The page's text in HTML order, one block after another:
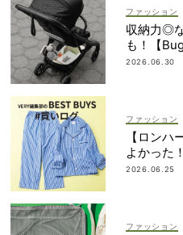
ファッション
収納力◎
も！【
2026.06.30
ファッション
【ロンハ
よかった
2026.06.25
ファッション